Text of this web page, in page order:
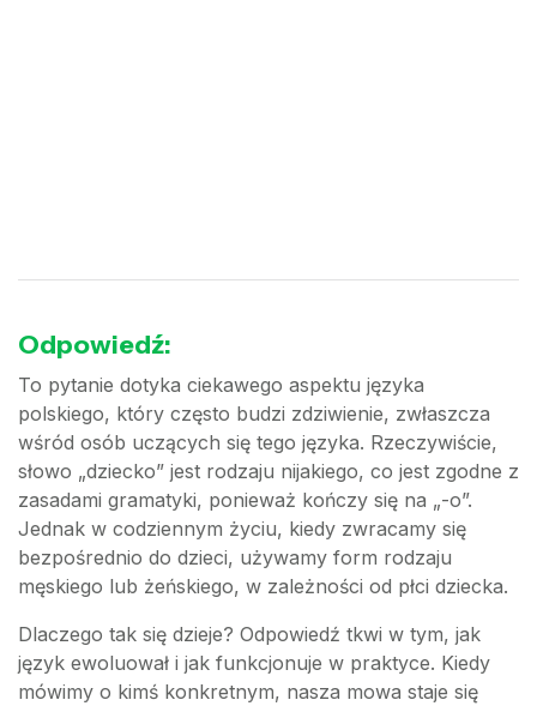
Odpowiedź:
To pytanie dotyka ciekawego aspektu języka
polskiego, który często budzi zdziwienie, zwłaszcza
wśród osób uczących się tego języka. Rzeczywiście,
słowo „dziecko” jest rodzaju nijakiego, co jest zgodne z
zasadami gramatyki, ponieważ kończy się na „-o”.
Jednak w codziennym życiu, kiedy zwracamy się
bezpośrednio do dzieci, używamy form rodzaju
męskiego lub żeńskiego, w zależności od płci dziecka.
Dlaczego tak się dzieje? Odpowiedź tkwi w tym, jak
język ewoluował i jak funkcjonuje w praktyce. Kiedy
mówimy o kimś konkretnym, nasza mowa staje się